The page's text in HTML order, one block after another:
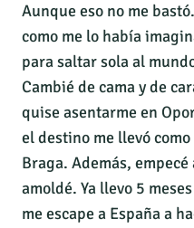
Aunque eso no me
como me lo había
para saltar sola al
Cambié de cama y de
quise asentarme en
el destino me llevó
Braga. Además,
amoldé. Ya llevo 5
me escape a España a